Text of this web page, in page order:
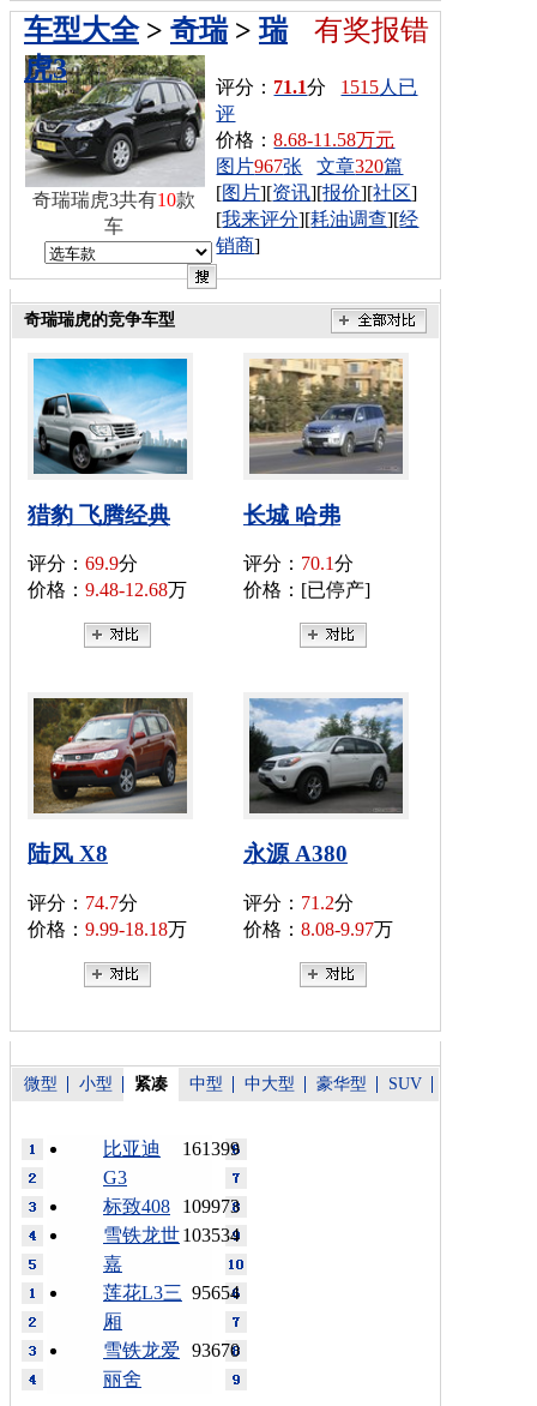
有奖报错
车型大全> 奇瑞>瑞
虎3
评分： 71.1分 1515人已
评
价格：8.68-11.58万元
图片967张 文章320篇
[图片][资讯][报价][社区]
[我来评分][耗油调查][经
销商]
奇瑞瑞虎3共有10款
车
奇瑞瑞虎的竞争车型
猎豹 飞腾经典
评分： 69.9分
价格： 9.48-12.68万
长城 哈弗
评分： 70.1分
价格：[已停产]
陆风 X8
评分： 74.7分
价格： 9.99-18.18万
永源 A380
评分： 71.2分
价格： 8.08-9.97万
微型 小型 紧凑 中型 中大型 豪华型 SUV
161399
比亚迪
G3
109973
标致408
103534
雪铁龙世
嘉
95654
莲花L3三
厢
93670
雪铁龙爱
丽舍